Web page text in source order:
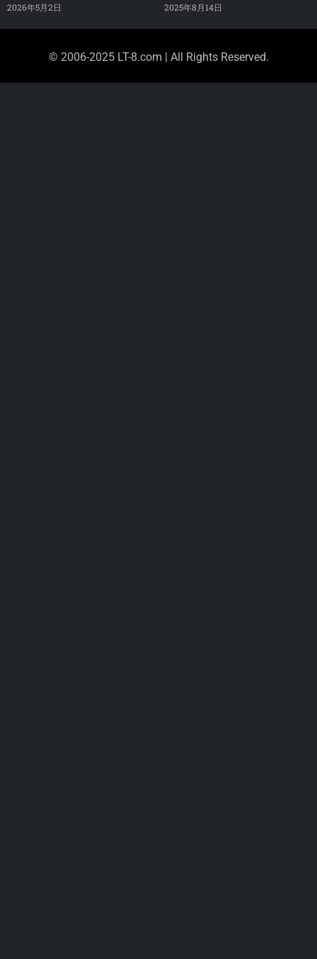
2026年5月2日 2025年8月14日
© 2006-2025 LT-8.com | All Rights Reserved.